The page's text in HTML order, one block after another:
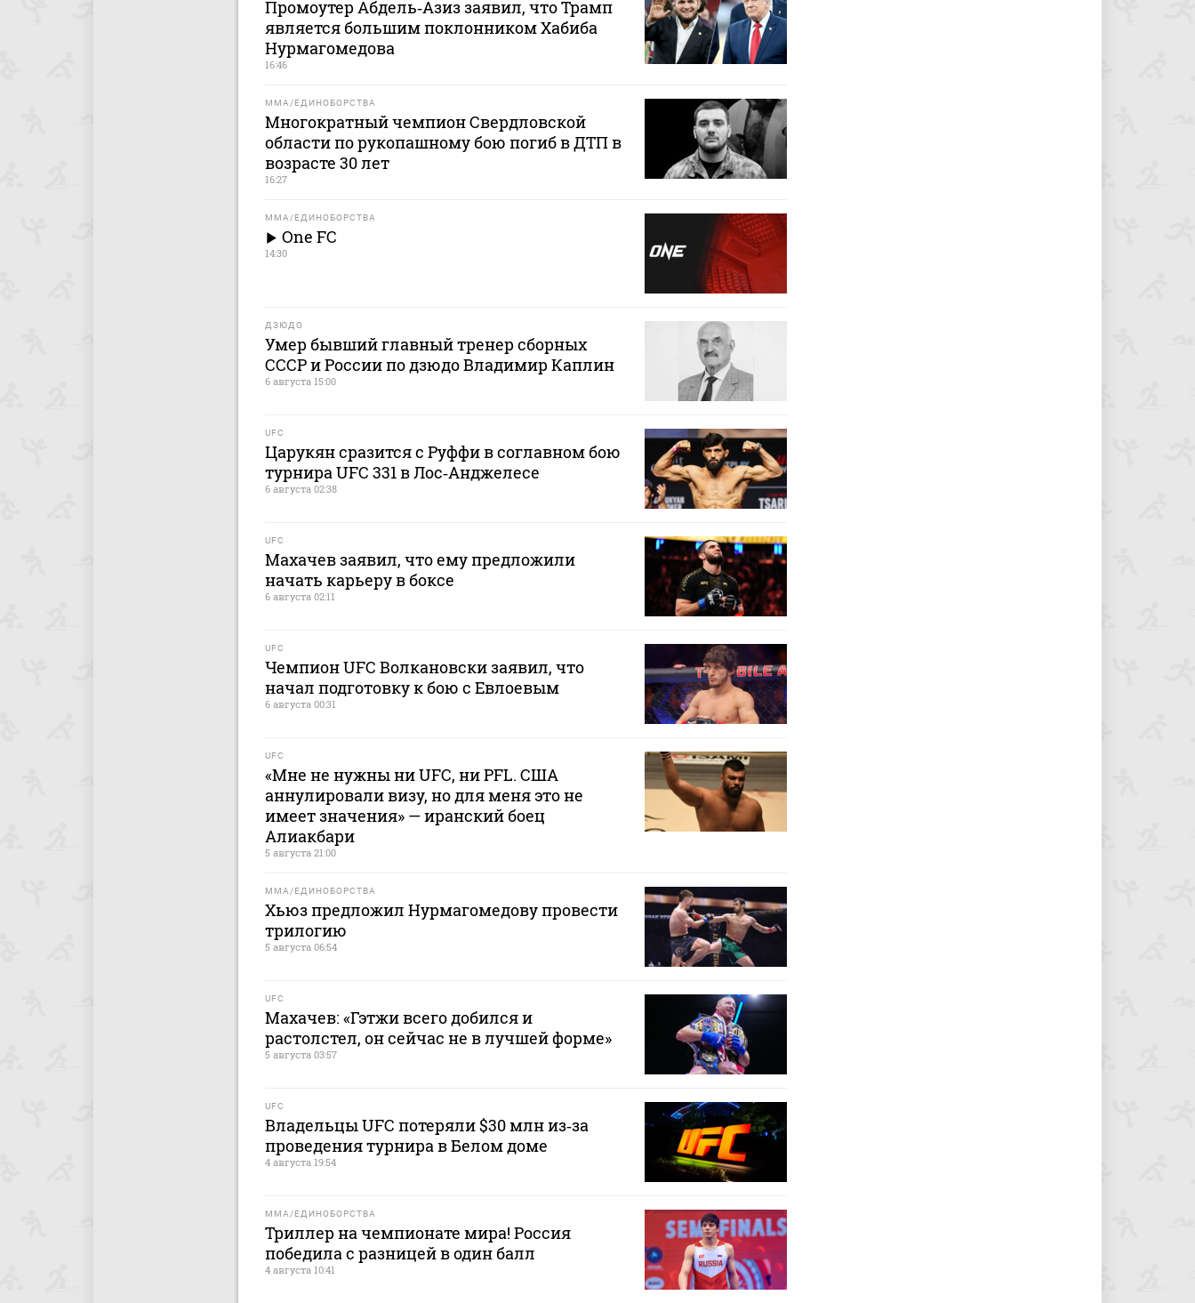
Промоутер Абдель‑Азиз заявил, что Трамп
является большим поклонником Хабиба
Нурмагомедова
16:46
MMA/ЕДИНОБОРСТВА
Многократный чемпион Свердловской
области по рукопашному бою погиб в ДТП в
возрасте 30 лет
16:27
MMA/ЕДИНОБОРСТВА
One FC
14:30
ДЗЮДО
Умер бывший главный тренер сборных
СССР и России по дзюдо Владимир Каплин
6 августа 15:00
UFC
Царукян сразится с Руффи в соглавном бою
турнира UFC 331 в Лос‑Анджелесе
6 августа 02:38
UFC
Махачев заявил, что ему предложили
начать карьеру в боксе
6 августа 02:11
UFC
Чемпион UFC Волкановски заявил, что
начал подготовку к бою с Евлоевым
6 августа 00:31
UFC
«Мне не нужны ни UFC, ни PFL. США
аннулировали визу, но для меня это не
имеет значения» — иранский боец
Алиакбари
5 августа 21:00
MMA/ЕДИНОБОРСТВА
Хьюз предложил Нурмагомедову провести
трилогию
5 августа 06:54
UFC
Махачев: «Гэтжи всего добился и
растолстел, он сейчас не в лучшей форме»
5 августа 03:57
UFC
Владельцы UFC потеряли $30 млн из‑за
проведения турнира в Белом доме
4 августа 19:54
MMA/ЕДИНОБОРСТВА
Триллер на чемпионате мира! Россия
победила с разницей в один балл
4 августа 10:41